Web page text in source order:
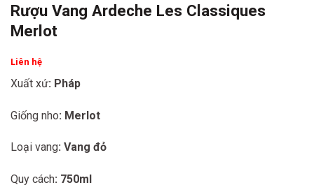
Rượu Vang Ardeche Les Classiques
Merlot
Liên hệ
Xuất xứ: Pháp
Giống nho: Merlot
Loại vang: Vang đỏ
Quy cách: 750ml